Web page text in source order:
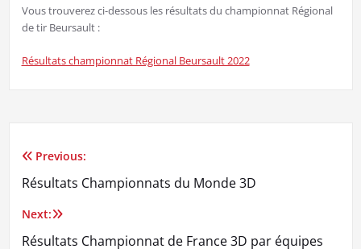
Vous trouverez ci-dessous les résultats du championnat Régional
de tir Beursault :
Résultats championnat Régional Beursault 2022
Navigation
de
l’article
Previous:
Résultats Championnats du Monde 3D
Next:
Résultats Championnat de France 3D par équipes